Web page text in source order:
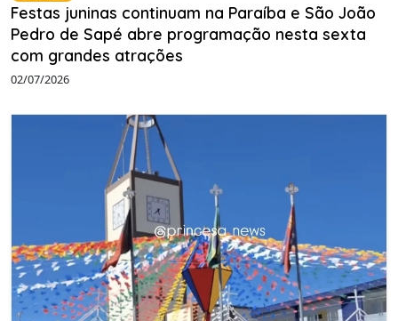
Festas juninas continuam na Paraíba e São João
Pedro de Sapé abre programação nesta sexta
com grandes atrações
02/07/2026